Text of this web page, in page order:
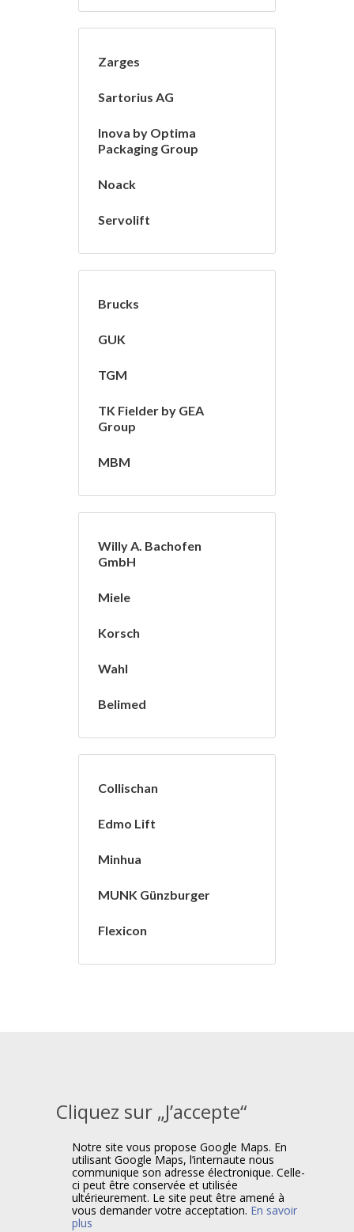
Zarges
Sartorius AG
Inova by Optima
Packaging Group
Noack
Servolift
Brucks
GUK
TGM
TK Fielder by GEA
Group
MBM
Willy A. Bachofen
GmbH
Miele
Korsch
Wahl
Belimed
Collischan
Edmo Lift
Minhua
MUNK Günzburger
Flexicon
Cliquez sur „J’accepte“
Notre site vous propose Google Maps. En
utilisant Google Maps, l’internaute nous
communique son adresse électronique. Celle-
ci peut être conservée et utilisée
ultérieurement. Le site peut être amené à
vous demander votre acceptation. En savoir
plus